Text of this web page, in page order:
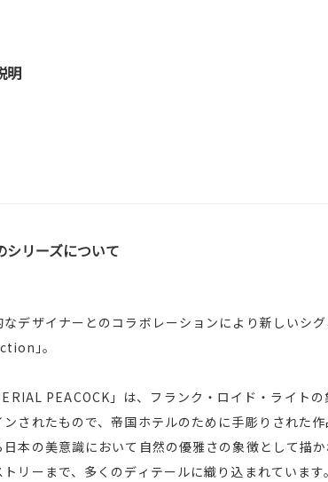
明
シリーズについて
なデザイナーとのコラボレーションにより新しい
｣。
PEACOCK」は、フランク・ロイド・ライト
ンされたもので、帝国ホテルのために手彫りされた
日本の美意識において自然の優雅さの象徴として描
トリーまで、多くのディテールに織り込まれていま